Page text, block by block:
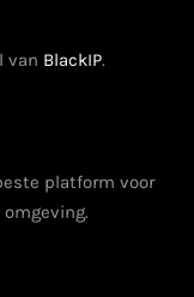
van BlackIP.
platform voor